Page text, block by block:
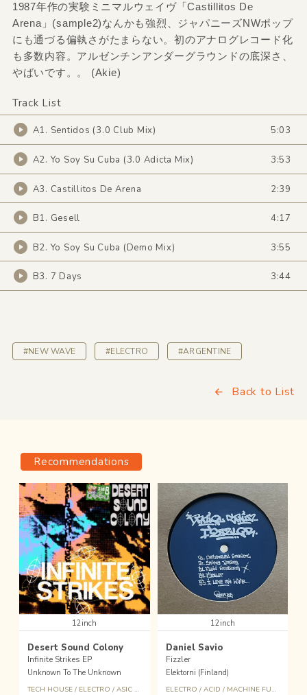
1987年作の実験ミニマルウェイヴ「Castillitos De
Arena」(sample2)なんかも強烈、ジャパニーズNWポップ
にも通づる偏執さがたまらない。初のアナログレコード化
も多数内容。アルゼンチンアンダーグラウンドの底深さ、
やばいです。。 (Akie)
Track List
A1. Sentidos (3.0 Club Mix) 5:03
A2. Yo Soy Su Cuba (3.0 Adicta Mix) 3:53
A3. Castillitos De Arena 2:39
B1. Gesell 4:17
B2. Yo Soy Su Cuba (Demo Mix) 3:55
B3. 7 Days 3:44
#NEW WAVE #ELECTRO #ARGENTINE
Back to List
Recommendations
12inch
Desert Sound Colony
Infinite Strikes EP
Unknown To The Unknown
TECH HOUSE/ ELECTRO / ASIC HOUSE
12inch
Daniel Savio
Fizzler
Elektorni (Finland)
ELECTRO / ACID / MACHINE FUNK